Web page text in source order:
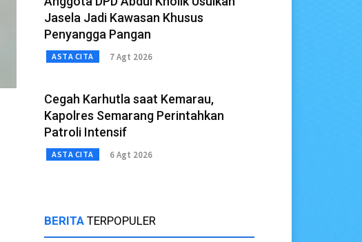
Jasela Jadi Kawasan Khusus
Penyangga Pangan
ASTA CITA 7 Agt 2026
Cegah Karhutla saat Kemarau,
Kapolres Semarang Perintahkan
Patroli Intensif
ASTA CITA 6 Agt 2026
BERITA TERPOPULER